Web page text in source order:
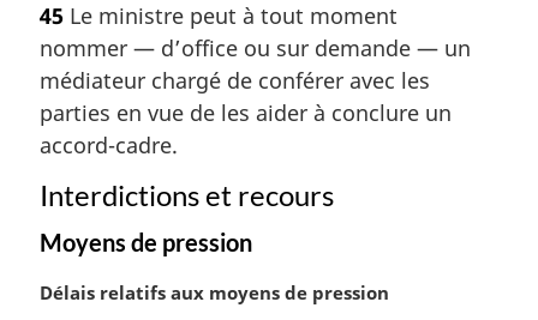
t
e
m
a
r
g
i
n
a
e
45 Le ministre peut à tout moment
nommer — d’office ou sur demande — un
médiateur chargé de conférer avec les
parties en vue de les aider à conclure un
accord-cadre.
Interdictions et recours
Moyens de pression
N
Délais relatifs aux moyens de pression